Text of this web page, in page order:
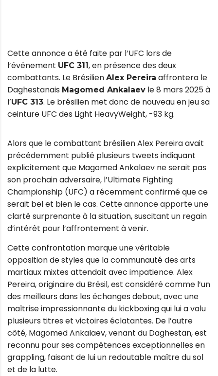
Cette annonce a été faite par l’UFC lors de
l’événement UFC 311 , en présence des deux
combattants. Le Brésilien Alex Pereira affrontera le
Daghestanais Magomed Ankalaev le 8 mars 2025 à
l’UFC 313. Le brésilien met donc de nouveau en jeu sa
ceinture UFC des Light HeavyWeight, -93 kg.
Alors que le combattant brésilien Alex Pereira avait
précédemment publié plusieurs tweets indiquant
explicitement que Magomed Ankalaev ne serait pas
son prochain adversaire, l’Ultimate Fighting
Championship (UFC) a récemment confirmé que ce
serait bel et bien le cas. Cette annonce apporte une
clarté surprenante à la situation, suscitant un regain
d’intérêt pour l’affrontement à venir.
Cette confrontation marque une véritable
opposition de styles que la communauté des arts
martiaux mixtes attendait avec impatience. Alex
Pereira, originaire du Brésil, est considéré comme l’un
des meilleurs dans les échanges debout, avec une
maîtrise impressionnante du kickboxing qui lui a valu
plusieurs titres et victoires éclatantes. De l’autre
côté, Magomed Ankalaev, venant du Daghestan, est
reconnu pour ses compétences exceptionnelles en
grappling, faisant de lui un redoutable maître du sol
et de la lutte.